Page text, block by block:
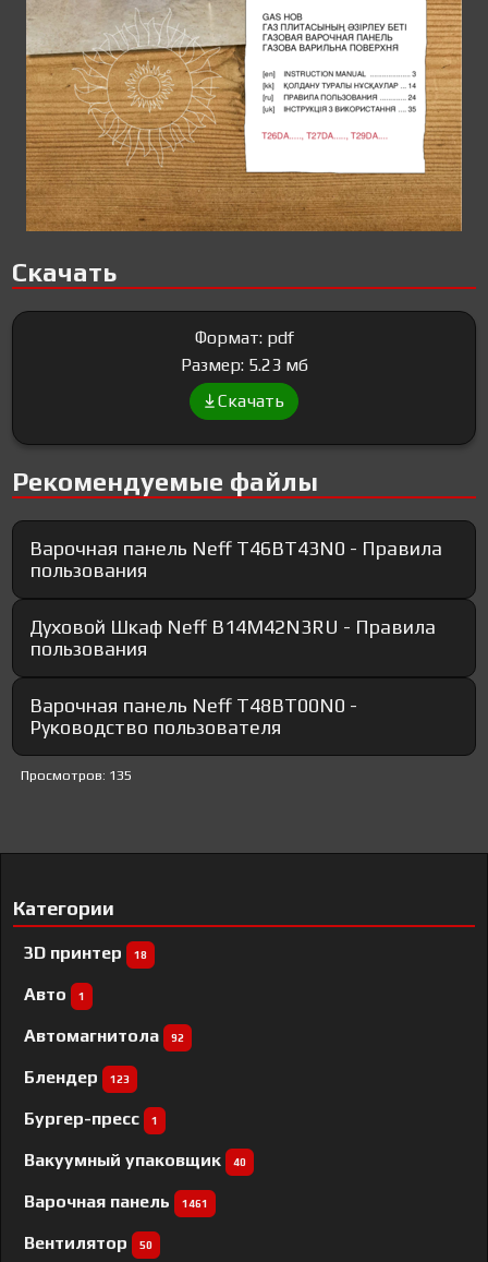
Скачать
Формат: pdf
Размер: 5.23 мб
Скачать
Рекомендуемые файлы
Варочная панель Neff T46BT43N0 - Правила
пользования
Духовой Шкаф Neff B14M42N3RU - Правила
пользования
Варочная панель Neff T48BT00N0 -
Руководство пользователя
Просмотров: 135
Категории
3D принтер 18
Авто 1
Автомагнитола 92
Блендер 123
Бургер-пресс 1
Вакуумный упаковщик 40
Варочная панель 1461
Вентилятор 50